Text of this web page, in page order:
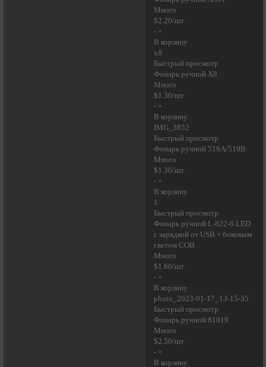
Много
$2.20/шт
- +
В корзину
x8
Быстрый просмотр
Фонарь ручной X8
Много
$1.30/шт
- +
В корзину
IMG_3852
Быстрый просмотр
Фонарь ручной 519A/519B
Много
$1.30/шт
- +
В корзину
1
Быстрый просмотр
Фонарь ручной L-822-6 LED
с зарядкой от USB + боковым
светом COB
Много
$1.60/шт
- +
В корзину
photo_2023-01-17_13-15-35
Быстрый просмотр
Фонарь ручной 81019
Много
$2.50/шт
- +
В корзину